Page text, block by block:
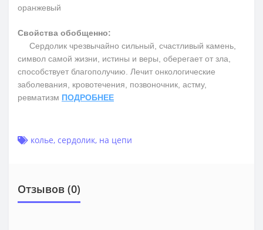
оранжевый
Свойства обобщенно:
Сердолик чрезвычайно сильный, счастливый камень,
символ самой жизни, истины и веры, оберегает от зла,
способствует благополучию. Лечит онкологические
заболевания, кровотечения, позвоночник, астму,
ревматизм ПОДРОБНЕЕ
колье, сердолик, на цепи
Отзывов (0)